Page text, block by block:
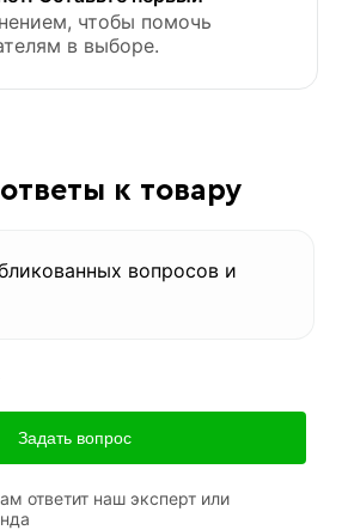
чтобы помочь
в выборе.
к товару
вопросов и
Задать вопрос
ответит наш эксперт или